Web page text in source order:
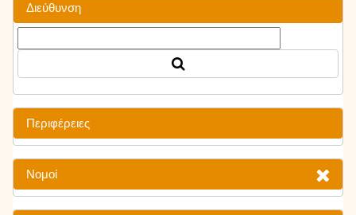
Διεύθυνση
Περιφέρειες
Νομοί